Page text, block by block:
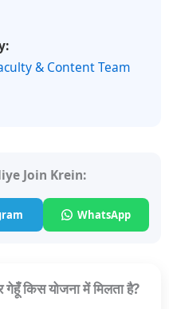
& Content Team
Join Krein:
WhatsApp
गेहूँ किस योजना में मिलता है?